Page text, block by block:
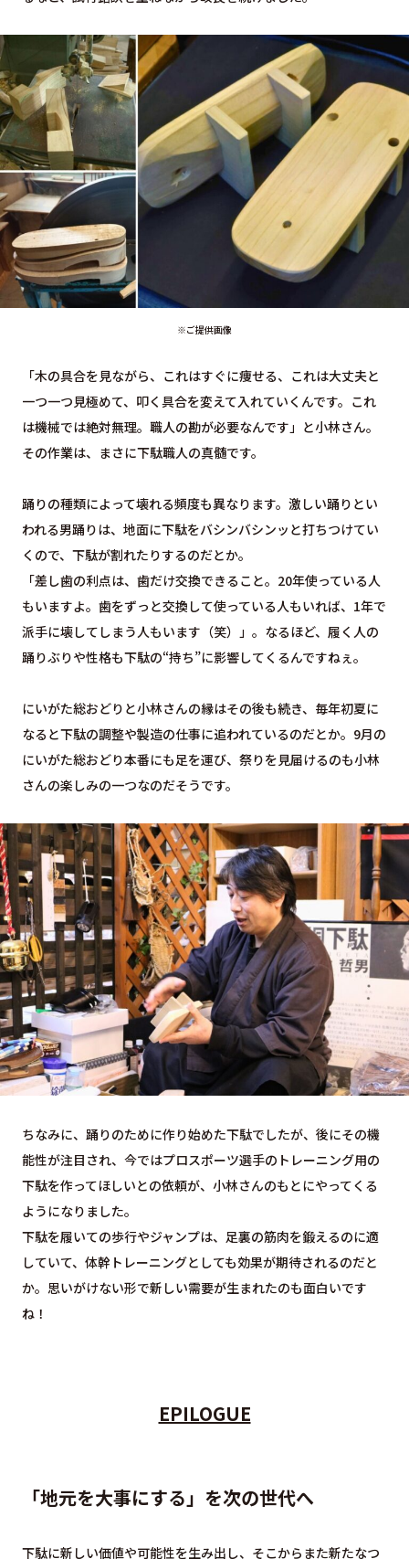
※ご提供画像
「木の具合を見ながら、これはすぐに痩せる、これは大丈夫と
一つ一つ見極めて、叩く具合を変えて入れていくんです。これ
は機械では絶対無理。職人の勘が必要なんです」と小林さん。
その作業は、まさに下駄職人の真髄です。
踊りの種類によって壊れる頻度も異なります。激しい踊りとい
われる男踊りは、地面に下駄をバシンバシンッと打ちつけてい
くので、下駄が割れたりするのだとか。
「差し歯の利点は、歯だけ交換できること。20年使っている人
もいますよ。歯をずっと交換して使っている人もいれば、1年で
派手に壊してしまう人もいます（笑）」。なるほど、履く人の
踊りぶりや性格も下駄の“持ち”に影響してくるんですねぇ。
にいがた総おどりと小林さんの縁はその後も続き、毎年初夏に
なると下駄の調整や製造の仕事に追われているのだとか。9月の
にいがた総おどり本番にも足を運び、祭りを見届けるのも小林
さんの楽しみの一つなのだそうです。
ちなみに、踊りのために作り始めた下駄でしたが、後にその機
能性が注目され、今ではプロスポーツ選手のトレーニング用の
下駄を作ってほしいとの依頼が、小林さんのもとにやってくる
ようになりました。
下駄を履いての歩行やジャンプは、足裏の筋肉を鍛えるのに適
していて、体幹トレーニングとしても効果が期待されるのだと
か。思いがけない形で新しい需要が生まれたのも面白いです
ね！
EPILOGUE
「地元を大事にする」を次の世代へ
下駄に新しい価値や可能性を生み出し、そこからまた新たなつ